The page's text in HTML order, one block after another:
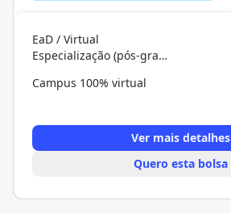
EaD / Virtual
Especialização (pós-graduação)
Campus 100% virtual
Ver mais detalhes
Quero esta bolsa